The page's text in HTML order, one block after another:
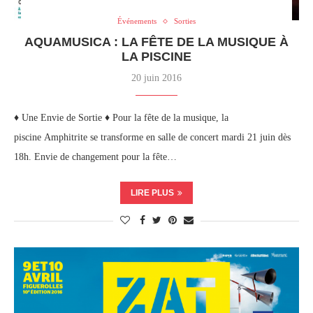
Événements Sorties
AQUAMUSICA : LA FÊTE DE LA MUSIQUE À
LA PISCINE
20 juin 2016
♦ Une Envie de Sortie ♦ Pour la fête de la musique, la
piscine Amphitrite se transforme en salle de concert mardi 21 juin dès
18h. Envie de changement pour la fête…
LIRE PLUS